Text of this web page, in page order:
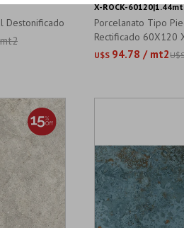
Destonificado
Porcelanato Tipo
Rectificado 60X120
U$S 94.78 / mt2
X-ROCK-